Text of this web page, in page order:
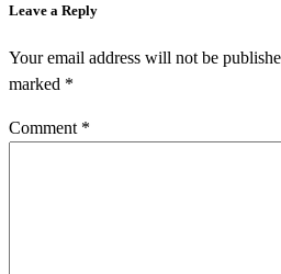
Leave a Reply
Your email address will not be
marked *
Comment *